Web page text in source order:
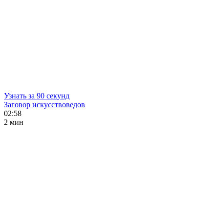
Узнать за 90 секунд
Заговор искусствоведов
02:58
2 мин